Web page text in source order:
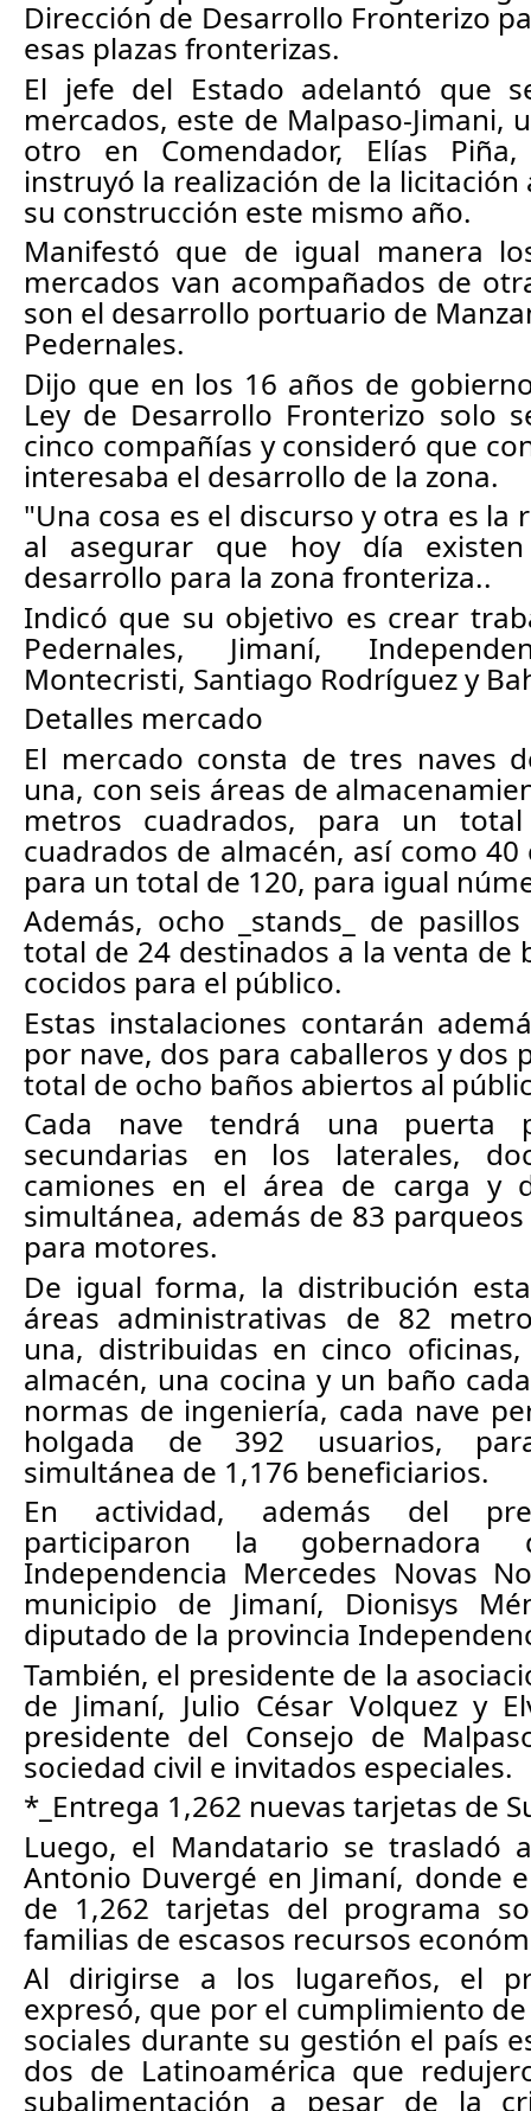
Dirección de Desarrollo Fronterizo
esas plazas fronterizas.
El jefe del Estado adelantó que
mercados, este de Malpaso-Jimani,
otro en Comendador, Elías
instruyó la realización de la
su construcción este mismo año.
Manifestó que de igual manera
mercados van acompañados de
son el desarrollo portuario de
Pedernales.
Dijo que en los 16 años de
Ley de Desarrollo Fronterizo solo
cinco compañías y consideró que
interesaba el desarrollo de la zona.
"Una cosa es el discurso y otra es la
al asegurar que hoy día
desarrollo para la zona fronteriza..
Indicó que su objetivo es crear
Pedernales, Jimaní,
Montecristi, Santiago Rodríguez y
Detalles mercado
El mercado consta de tres naves
una, con seis áreas de
metros cuadrados, para un
cuadrados de almacén, así como
para un total de 120, para igual
Además, ocho _stands_ de
total de 24 destinados a la venta de
cocidos para el público.
Estas instalaciones contarán
por nave, dos para caballeros y dos
total de ocho baños abiertos al
Cada nave tendrá una puerta
secundarias en los laterales,
camiones en el área de carga y
simultánea, además de 83
para motores.
De igual forma, la distribución
áreas administrativas de 82
una, distribuidas en cinco
almacén, una cocina y un baño
normas de ingeniería, cada nave
holgada de 392 usuarios,
simultánea de 1,176 beneficiarios.
En actividad, además del
participaron la
Independencia Mercedes Novas
municipio de Jimaní, Dionisys
diputado de la provincia
También, el presidente de la
de Jimaní, Julio César Volquez y
presidente del Consejo de
sociedad civil e invitados especiales.
*_Entrega 1,262 nuevas tarjetas de
Luego, el Mandatario se trasladó
Antonio Duvergé en Jimaní, donde
de 1,262 tarjetas del programa
familias de escasos recursos
Al dirigirse a los lugareños, el
expresó, que por el cumplimiento
sociales durante su gestión el país
dos de Latinoamérica que
subalimentación a pesar de la